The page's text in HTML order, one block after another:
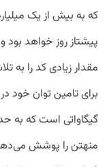
پیشتاز روز خواهد
مقدار زیادی کد را
برای تامین توان خود
گیگاواتی است که به